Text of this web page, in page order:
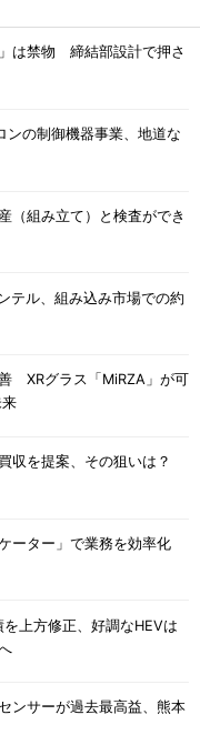
は禁物 締結部設計で押さ
ンの制御機器事業、地道な
（組み立て）と検査ができ
テル、組み込み市場での約
XRグラス「MiRZA」が可
収を提案、その狙いは？
ーター」で業務を効率化
上方修正、好調なHEVは
ンサーが過去最高益、熊本